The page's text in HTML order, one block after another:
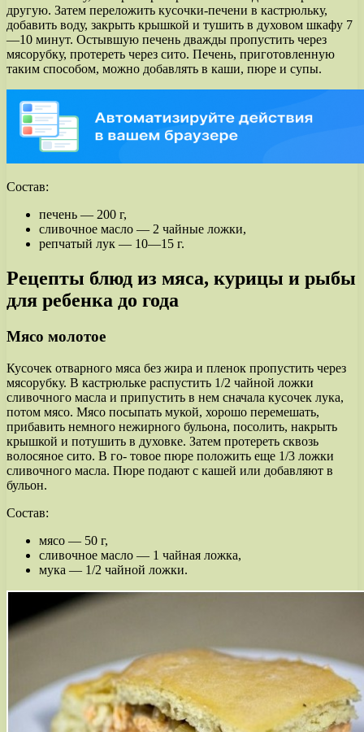
другую. Затем переложить кусочки-печени в кастрюльку,
добавить воду, закрыть крышкой и тушить в духовом шкафу 7
—10 минут. Остывшую печень дважды пропустить через
мясорубку, протереть через сито. Печень, приготовленную
таким способом, можно добавлять в каши, пюре и супы.
Состав:
печень — 200 г,
сливочное масло — 2 чайные ложки,
репчатый лук — 10—15 г.
Рецепты блюд из мяса, курицы и рыбы
для ребенка до года
Мясо молотое
Кусочек отварного мяса без жира и пленок пропустить через
мясорубку. В кастрюльке распустить 1/2 чайной ложки
сливочного масла и припустить в нем сначала кусочек лука,
потом мясо. Мясо посыпать мукой, хорошо перемешать,
прибавить немного нежирного бульона, посолить, накрыть
крышкой и потушить в духовке. Затем протереть сквозь
волосяное сито. В го- товое пюре положить еще 1/3 ложки
сливочного масла. Пюре подают с кашей или добавляют в
бульон.
Состав:
мясо — 50 г,
сливочное масло — 1 чайная ложка,
мука — 1/2 чайной ложки.